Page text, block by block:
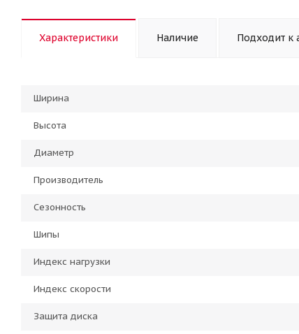
Характеристики Наличие Подходит к
Ширина
Высота
Диаметр
Производитель
Сезонность
Шипы
Индекс нагрузки
Индекс скорости
Защита диска